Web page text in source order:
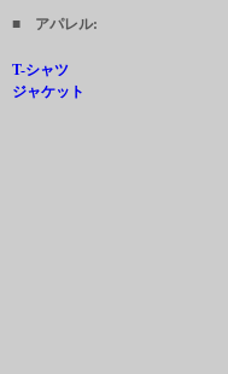
■ アパレル:
T-シャツ
ジャケット